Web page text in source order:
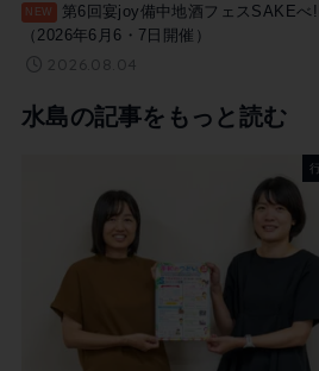
第6回宴joy備中地酒フェスSAKEべ!!
（2026年6月6・7日開催）
2026.08.04
水島の記事をもっと読む